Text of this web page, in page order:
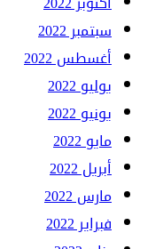
سبتمبر 2022
أغسطس 2022
يوليو 2022
يونيو 2022
مايو 2022
أبريل 2022
مارس 2022
فبراير 2022